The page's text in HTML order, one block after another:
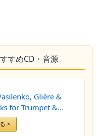
すめCD・音源
Glière &
for Trumpet &
>